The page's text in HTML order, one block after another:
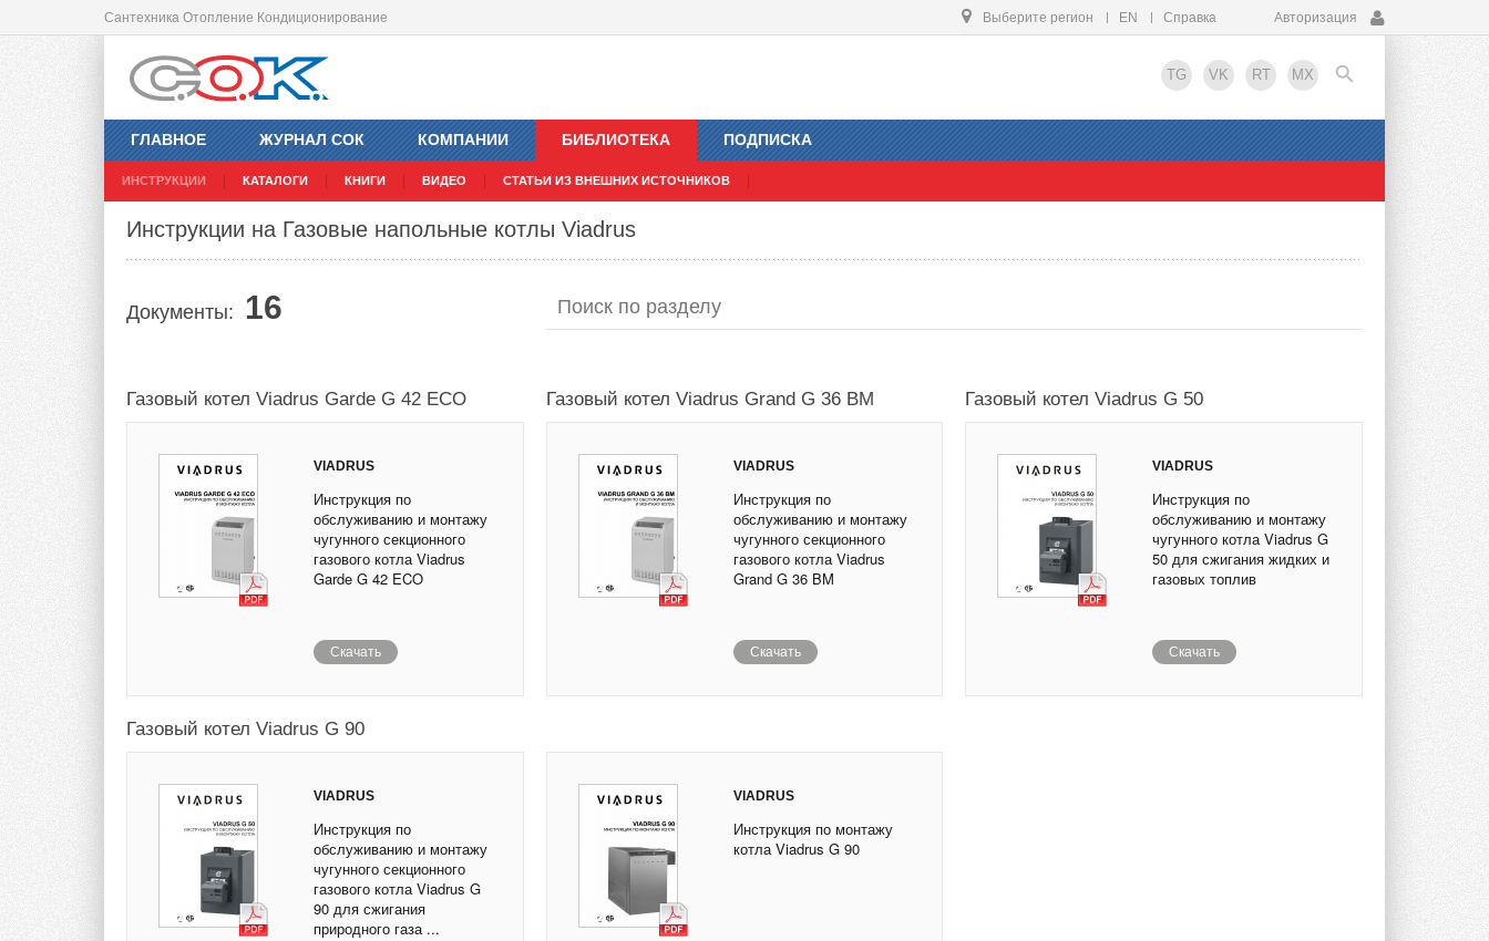
Сантехника Отопление Кондиционирование Выберите регион EN Справка Авторизация
TG VK RT MX
ГЛАВНОЕ ЖУРНАЛ СОК КОМПАНИИ БИБЛИОТЕКА
ИНСТРУКЦИИ КАТАЛОГИ КНИГИ ВИДЕО СТАТЬИ ИЗ ВНЕШНИХ ИСТОЧНИКОВ
ПОДПИСКА
Инструкции на Газовые напольные котлы Viadrus
Документы: 16
Газовый котел Viadrus Garde G 42 ECO
VIADRUS
Инструкция по
обслуживанию и монтажу
чугунного секционного
газового котла Viadrus
Garde G 42 ECO
Скачать
Газовый котел Viadrus Grand G 36 BM
VIADRUS
Инструкция по
обслуживанию и монтажу
чугунного секционного
газового котла Viadrus
Grand G 36 BM
Скачать
Газовый котел Viadrus G 50
VIADRUS
Инструкция по
обслуживанию и монтажу
чугунного котла Viadrus G
50 для сжигания жидких и
газовых топлив
Скачать
Газовый котел Viadrus G 90
VIADRUS
Инструкция по
обслуживанию и монтажу
чугунного секционного
газового котла Viadrus G
90 для сжигания
природного газа ...
VIADRUS
Инструкция по монтажу
котла Viadrus G 90